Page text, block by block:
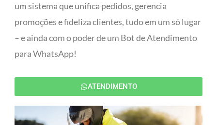
um sistema que unifica pedidos, gerencia
promoções e fideliza clientes, tudo em um só lugar
– e ainda com o poder de um Bot de Atendimento
para WhatsApp!
ATENDIMENTO